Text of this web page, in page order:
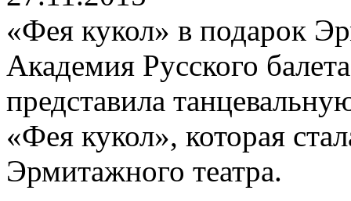
«Фея кукол» в подарок
Академия Русского
представила
«Фея кукол», которая
Эрмитажного театра.